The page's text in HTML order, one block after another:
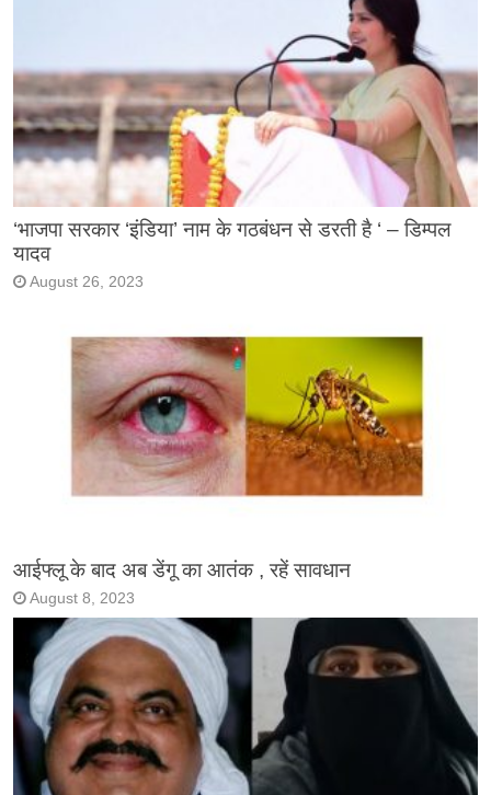
‘भाजपा सरकार ‘इंडिया’ नाम के गठबंधन से डरती है ‘ – डिम्पल
यादव
August 26, 2023
आईफ्लू के बाद अब डेंगू का आतंक , रहें सावधान
August 8, 2023